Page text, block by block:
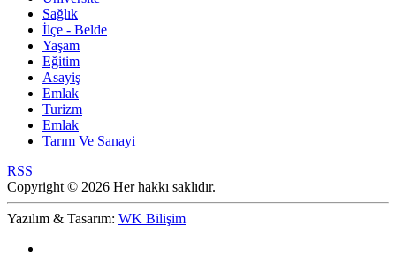
Sağlık
İlçe - Belde
Yaşam
Eğitim
Asayiş
Emlak
Turizm
Emlak
Tarım Ve Sanayi
RSS
Copyright © 2026 Her hakkı saklıdır.
Yazılım & Tasarım: WK Bilişim